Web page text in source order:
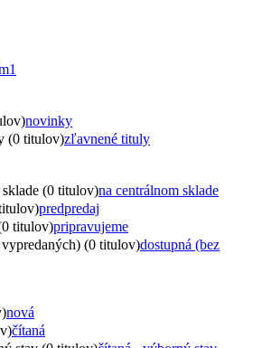
1
novinky
(0 titulov)zľavnené tituly
(0 titulov)na centrálnom sklade
predpredaj
titulov)pripravujeme
vypredaných) (0 titulov)dostupná (bez
nová
čítaná